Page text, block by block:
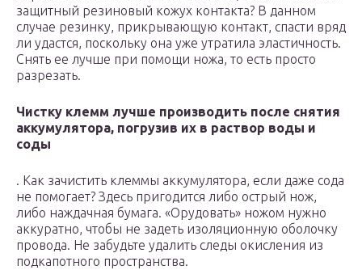
защитный резиновый кожух контакта? В данном
случае резинку, прикрывающую контакт, спасти вряд
ли удастся, поскольку она уже утратила эластичность.
Снять ее лучше при помощи ножа, то есть просто
разрезать.
Чистку клемм лучше производить после снятия
аккумулятора, погрузив их в раствор воды и
соды
. Как зачистить клеммы аккумулятора, если даже сода
не помогает? Здесь пригодится либо острый нож,
либо наждачная бумага. «Орудовать» ножом нужно
аккуратно, чтобы не задеть изоляционную оболочку
провода. Не забудьте удалить следы окисления из
подкапотного пространства.